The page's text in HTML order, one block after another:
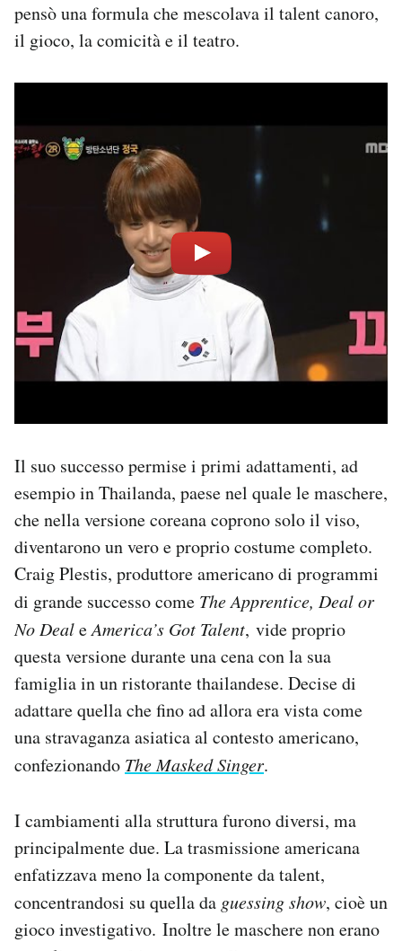
pensò una formula che mescolava il talent canoro,
il gioco, la comicità e il teatro.
Il suo successo permise i primi adattamenti, ad
esempio in Thailanda, paese nel quale le maschere,
che nella versione coreana coprono solo il viso,
diventarono un vero e proprio costume completo.
Craig Plestis, produttore americano di programmi
di grande successo come The Apprentice, Deal or
No DealeAmerica’s Got Talent, vide proprio
questa versione durante una cena con la sua
famiglia in un ristorante thailandese. Decise di
adattare quella che fino ad allora era vista come
una stravaganza asiatica al contesto americano,
confezionando The Masked Singer.
I cambiamenti alla struttura furono diversi, ma
principalmente due. La trasmissione americana
enfatizzava meno la componente da talent,
concentrandosi su quella da guessing show, cioè un
gioco investigativo. Inoltre le maschere non erano